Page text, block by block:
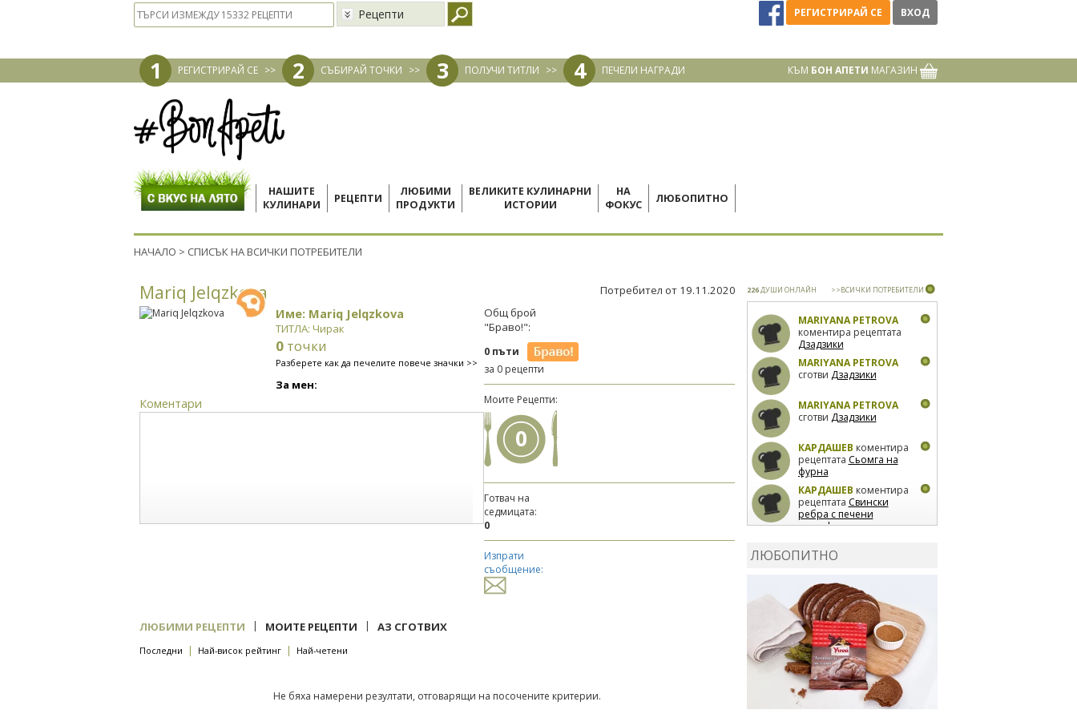
Рецепти РЕГИСТРИРАЙ СЕ ВХОД
1 РЕГИСТРИРАЙ СЕ >> 2 СЪБИРАЙ ТОЧКИ >> 3 ПОЛУЧИ ТИТЛИ >> 4 ПЕЧЕЛИ НАГРАДИ КЪМ БОН АПЕТИ МАГАЗИН
НАШИТЕ
КУЛИНАРИ
РЕЦЕПТИ
ЛЮБИМИ
ПРОДУКТИ
ВЕЛИКИТЕ КУЛИНАРНИ
ИСТОРИИ
НА
ФОКУС
ЛЮБОПИТНО
НАЧАЛО > СПИСЪК НА ВСИЧКИ ПОТРЕБИТЕЛИ
Mariq Jelqzkova Потребител от 19.11.2020
Име: Mariq Jelqzkova
ТИТЛА: Чирак
0 точки
Разберете как да печелите повече значки >>
За мен:
Коментари
Общ брой
"Браво!":
0 пъти
за 0 рецепти
Моите Рецепти:
0
Готвач на
седмицата:
0
Изпрати
съобщение:
ЛЮБИМИ РЕЦЕПТИ | МОИТЕ РЕЦЕПТИ | АЗ СГОТВИХ
Последни | Най-висок рейтинг | Най-четени
Не бяха намерени резултати, отговарящи на посочените критерии.
226ДУШИ ОНЛАЙН >>ВСИЧКИ ПОТРЕБИТЕЛИ
MARIYANA PETROVA
коментира рецептата
Дзадзики
MARIYANA PETROVA
сготви Дзадзики
MARIYANA PETROVA
сготви Дзадзики
КАРДАШЕВ коментира
рецептата Сьомга на
фурна
КАРДАШЕВ коментира
рецептата Свински
ребра с печени
картофи
лимон
коментира рецептата
Киноа със зеленчуци
ЛЮБОПИТНО